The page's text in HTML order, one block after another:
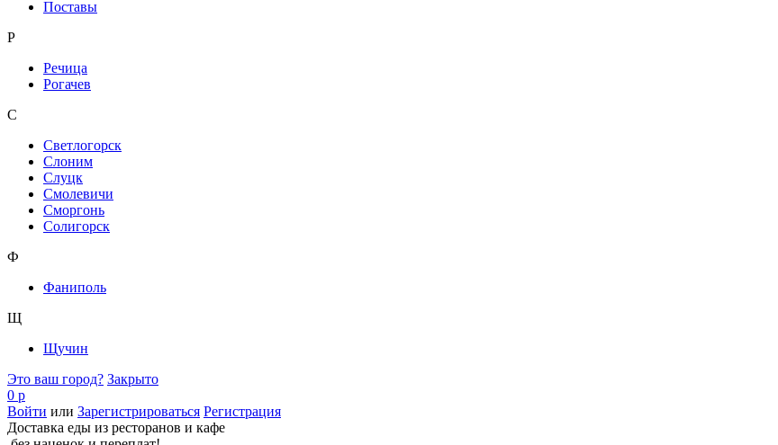
Поставы
Р
Речица
Рогачев
С
Светлогорск
Слоним
Слуцк
Смолевичи
Сморгонь
Солигорск
Ф
Фаниполь
Щ
Щучин
Это ваш город? Закрыто
0 р
Войти или Зарегистрироваться Регистрация
Доставка еды из ресторанов и кафе